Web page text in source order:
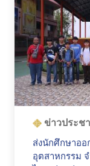
ข่าวประช
ส่งนักศึกษาอ
อุตสาหกรรม